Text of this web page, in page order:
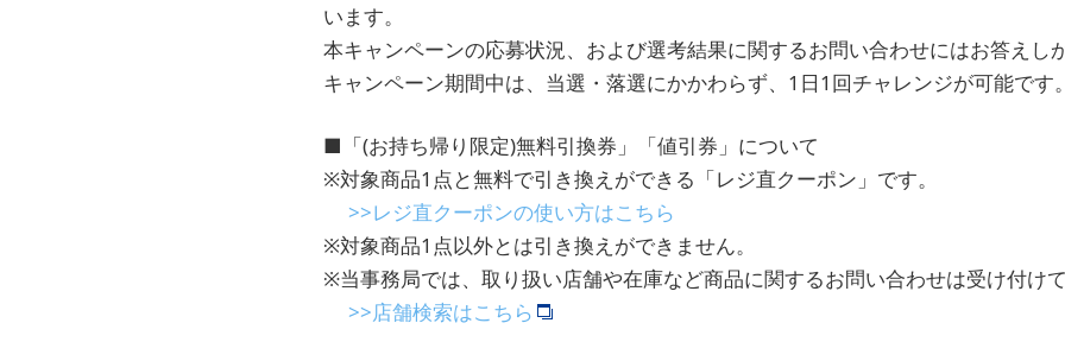
います。
本キャンペーンの応募状況、および選考結果に関するお問い合わせにはお答えしか
キャンペーン期間中は、当選・落選にかかわらず、1日1回チャレンジが可能です。
■「(お持ち帰り限定)無料引換券」「値引券」について
※対象商品1点と無料で引き換えができる「レジ直クーポン」です。
>>レジ直クーポンの使い方はこちら
※対象商品1点以外とは引き換えができません。
※当事務局では、取り扱い店舗や在庫など商品に関するお問い合わせは受け付けて
>>店舗検索はこちら